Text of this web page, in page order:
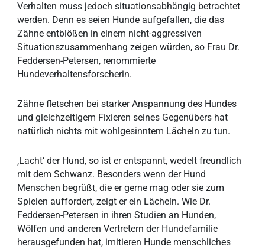
Verhalten muss jedoch situationsabhängig betrachtet
werden. Denn es seien Hunde aufgefallen, die das
Zähne entblößen in einem nicht-aggressiven
Situationszusammenhang zeigen würden, so Frau Dr.
Feddersen-Petersen, renommierte
Hundeverhaltensforscherin.
Zähne fletschen bei starker Anspannung des Hundes
und gleichzeitigem Fixieren seines Gegenübers hat
natürlich nichts mit wohlgesinntem Lächeln zu tun.
‚Lacht‘ der Hund, so ist er entspannt, wedelt freundlich
mit dem Schwanz. Besonders wenn der Hund
Menschen begrüßt, die er gerne mag oder sie zum
Spielen auffordert, zeigt er ein Lächeln. Wie Dr.
Feddersen-Petersen in ihren Studien an Hunden,
Wölfen und anderen Vertretern der Hundefamilie
herausgefunden hat, imitieren Hunde menschliches